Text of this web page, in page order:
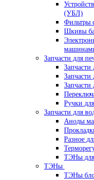
(УБЛ)
Фильтры
Шкивы
Запчасти для
Запчасти
Ручки
Запчасти для
Аноды
Разное
ТЭНы для
ТЭНы
ТЭНы